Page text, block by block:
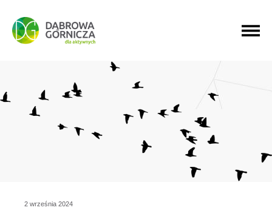
PRZEJDŹ DO MENU GŁÓWNEGO
PRZEJDŹ DO WYSZUKIWARKI
PRZEJDŹ DO TREŚCI
2 września 2024